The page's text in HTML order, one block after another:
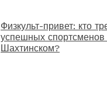
Физкульт-привет: кто
успешных
Шахтинском?